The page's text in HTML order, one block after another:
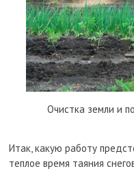
Очистка земли и
Итак, какую работу
теплое время таяния